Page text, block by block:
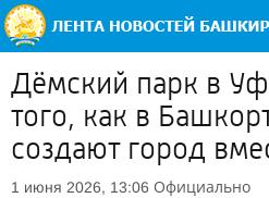
Дёмский парк в
того, как в
создают город
1 июня 2026, 13:06 Официально